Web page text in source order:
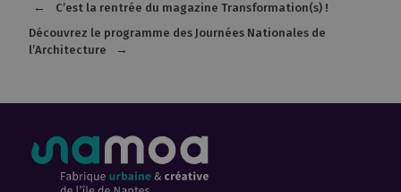
C’est la rentrée du magazine Transformation(s) !
Découvrez le programme des Journées Nationales de
l’Architecture